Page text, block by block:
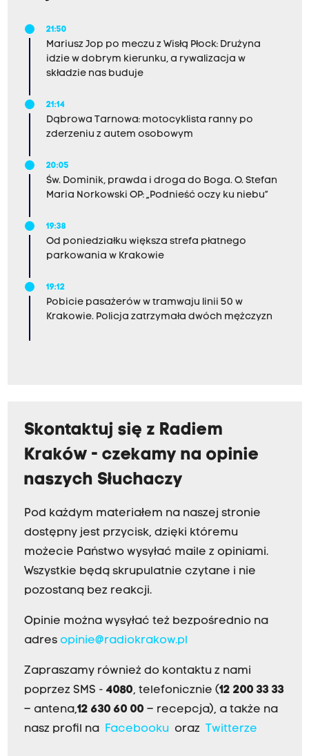
21:50
Mariusz Jop po meczu z Wisłą Płock: Drużyna
idzie w dobrym kierunku, a rywalizacja w
składzie nas buduje
21:14
Dąbrowa Tarnowa: motocyklista ranny po
zderzeniu z autem osobowym
20:05
Św. Dominik, prawda i droga do Boga. O. Stefan
Maria Norkowski OP: „Podnieść oczy ku niebu”
19:38
Od poniedziałku większa strefa płatnego
parkowania w Krakowie
19:12
Pobicie pasażerów w tramwaju linii 50 w
Krakowie. Policja zatrzymała dwóch mężczyzn
Skontaktuj się z Radiem
Kraków - czekamy na opinie
naszych Słuchaczy
Pod każdym materiałem na naszej stronie
dostępny jest przycisk, dzięki któremu
możecie Państwo wysyłać maile z opiniami.
Wszystkie będą skrupulatnie czytane i nie
pozostaną bez reakcji.
Opinie można wysyłać też bezpośrednio na
adres opinie@radiokrakow.pl
Zapraszamy również do kontaktu z nami
poprzez SMS - 4080, telefonicznie (12 200 33 33
– antena,12 630 60 00 – recepcja), a także na
nasz profil na Facebookuoraz Twitterze